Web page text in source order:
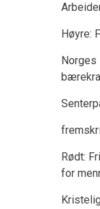
Høyre:
Norges
Rødt:
for